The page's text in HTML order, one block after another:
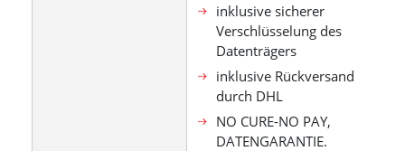
inklusive sicherer
Verschlüsselung des
Datenträgers
inklusive Rückversand
durch DHL
NO CURE-NO PAY,
DATENGARANTIE.